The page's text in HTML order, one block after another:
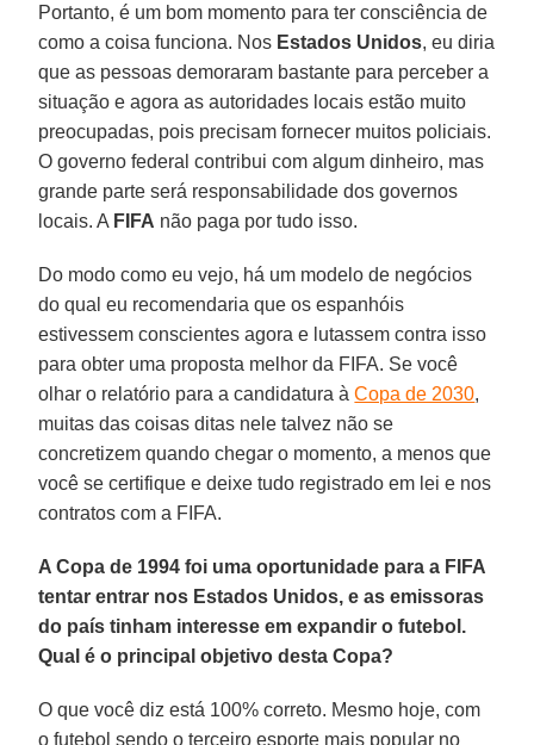
Portanto, é um bom momento para ter consciência de
como a coisa funciona. Nos Estados Unidos, eu diria
que as pessoas demoraram bastante para perceber a
situação e agora as autoridades locais estão muito
preocupadas, pois precisam fornecer muitos policiais.
O governo federal contribui com algum dinheiro, mas
grande parte será responsabilidade dos governos
locais. A FIFA não paga por tudo isso.
Do modo como eu vejo, há um modelo de negócios
do qual eu recomendaria que os espanhóis
estivessem conscientes agora e lutassem contra isso
para obter uma proposta melhor da FIFA. Se você
olhar o relatório para a candidatura àCopa de 2030,
muitas das coisas ditas nele talvez não se
concretizem quando chegar o momento, a menos que
você se certifique e deixe tudo registrado em lei e nos
contratos com a FIFA.
A Copa de 1994 foi uma oportunidade para a FIFA
tentar entrar nos Estados Unidos, e as emissoras
do país tinham interesse em expandir o futebol.
Qual é o principal objetivo desta Copa?
O que você diz está 100% correto. Mesmo hoje, com
o futebol sendo o terceiro esporte mais popular no